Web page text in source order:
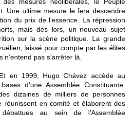
Une ultime mesure le fera descendre
du prix de l’essence. La répression
mais dés lors, un nouveau sujet
sur la scène politique. La grande
laissé pour compte par les élites
pas s’arrêter là.
en 1999, Hugo Chávez accède au
d’une Assemblée Constituante.
dizaines de milliers de personnes
réunissent en comité et élaborent des
au sein de l’Assemblée